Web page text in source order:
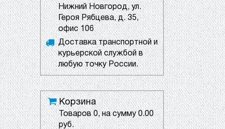
Нижний Новгород, ул.
Героя Рябцева, д. 35,
офис 106
Доставка транспортной и
курьерской службой в
любую точку России.
Корзина
Товаров0, на сумму0.00
руб.